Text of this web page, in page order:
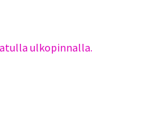
ulkopinnalla.